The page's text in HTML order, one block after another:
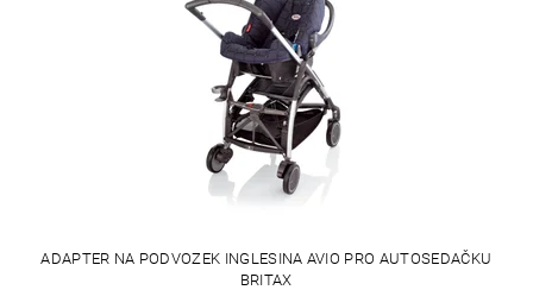
ADAPTER NA PODVOZEK INGLESINA AVIO PRO AUTOSEDAČKU
BRITAX